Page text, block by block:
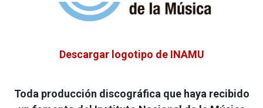
Descargar logotipo de INAMU
Toda producción discográfica que haya recibido